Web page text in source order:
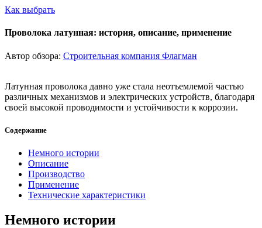
Как выбрать
Проволока латунная: история, описание, применение
Автор обзора: Строительная компания Флагман
Латунная проволока давно уже стала неотъемлемой частью
различных механизмов и электрических устройств, благодаря
своей высокой проводимости и устойчивости к коррозии.
Содержание
Немного истории
Описание
Производство
Применение
Технические характеристики
Немного истории